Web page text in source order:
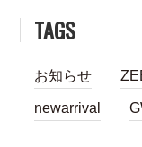
TAGS
お知らせ
newarrival